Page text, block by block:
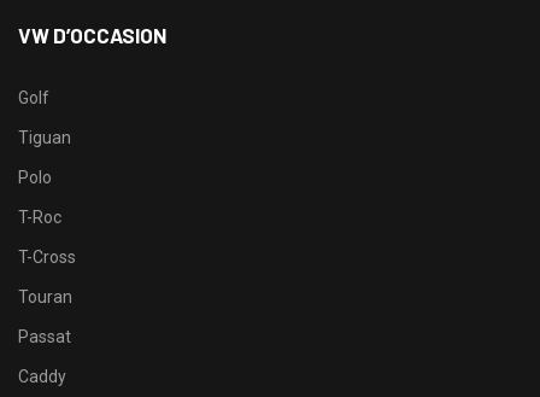
VW D’OCCASION
Golf
Tiguan
Polo
T-Roc
T-Cross
Touran
Passat
Caddy